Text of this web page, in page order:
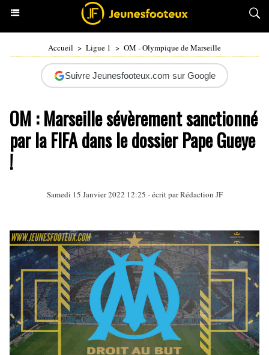
Accueil > Ligue 1 > OM - Olympique de Marseille
Suivre Jeunesfooteux.com sur Google
OM : Marseille sévèrement sanctionné
par la FIFA dans le dossier Pape Gueye
!
Samedi 15 Janvier 2022 12:25 - écrit par Rédaction JF